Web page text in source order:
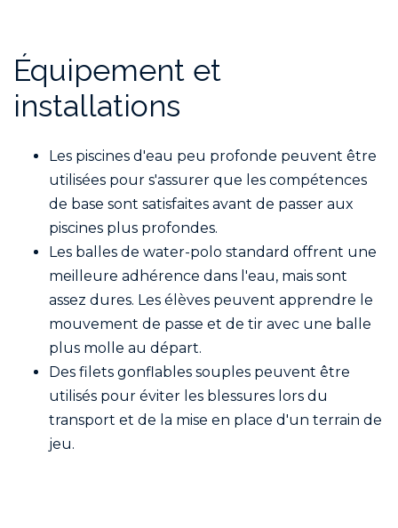
Équipement et
installations
Les piscines d'eau peu profonde peuvent être
utilisées pour s'assurer que les compétences
de base sont satisfaites avant de passer aux
piscines plus profondes.
Les balles de water-polo standard offrent une
meilleure adhérence dans l'eau, mais sont
assez dures. Les élèves peuvent apprendre le
mouvement de passe et de tir avec une balle
plus molle au départ.
Des filets gonflables souples peuvent être
utilisés pour éviter les blessures lors du
transport et de la mise en place d'un terrain de
jeu.